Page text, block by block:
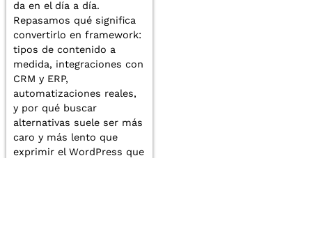
da en el día a día.
Repasamos qué significa
convertirlo en framework:
tipos de contenido a
medida, integraciones con
CRM y ERP,
automatizaciones reales,
y por qué buscar
alternativas suele ser más
caro y más lento que
exprimir el WordPress que